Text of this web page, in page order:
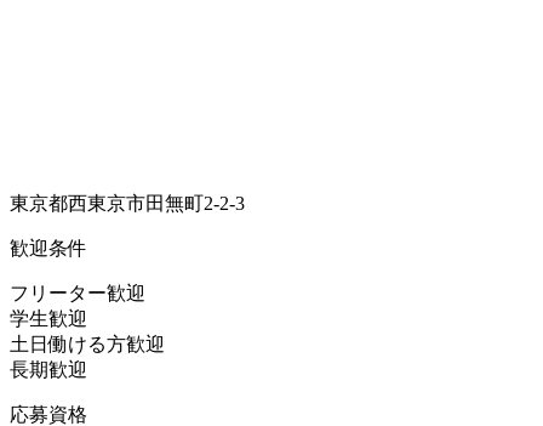
東京都西東京市田無町2-2-3
歓迎条件
フリーター歓迎
学生歓迎
土日働ける方歓迎
長期歓迎
応募資格